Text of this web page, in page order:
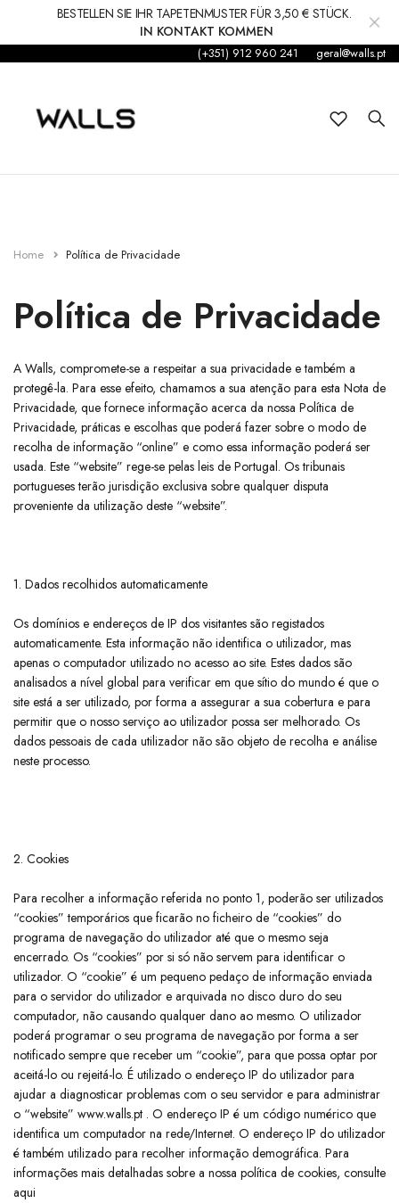
BESTELLEN SIE IHR TAPETENMUSTER FÜR 3,50 € STÜCK.
IN KONTAKT KOMMEN
(+351) 912 960 241 geral@walls.pt
Home Política de Privacidade
Política de Privacidade
A Walls, compromete-se a respeitar a sua privacidade e também a
protegê-la. Para esse efeito, chamamos a sua atenção para esta Nota de
Privacidade, que fornece informação acerca da nossa Política de
Privacidade, práticas e escolhas que poderá fazer sobre o modo de
recolha de informação “online” e como essa informação poderá ser
usada. Este “website” rege-se pelas leis de Portugal. Os tribunais
portugueses terão jurisdição exclusiva sobre qualquer disputa
proveniente da utilização deste “website”.
1. Dados recolhidos automaticamente
​Os domínios e endereços de IP dos visitantes são registados
automaticamente. Esta informação não identifica o utilizador, mas
apenas o computador utilizado no acesso ao site. Estes dados são
analisados a nível global para verificar em que sítio do mundo é que o
site está a ser utilizado, por forma a assegurar a sua cobertura e para
permitir que o nosso serviço ao utilizador possa ser melhorado. Os
dados pessoais de cada utilizador não são objeto de recolha e análise
neste processo.
2. Cookies
​Para recolher a informação referida no ponto 1, poderão ser utilizados
“cookies” temporários que ficarão no ficheiro de “cookies” do
programa de navegação do utilizador até que o mesmo seja
encerrado. Os “cookies” por si só não servem para identificar o
utilizador. O “cookie” é um pequeno pedaço de informação enviada
para o servidor do utilizador e arquivada no disco duro do seu
computador, não causando qualquer dano ao mesmo. O utilizador
poderá programar o seu programa de navegação por forma a ser
notificado sempre que receber um “cookie”, para que possa optar por
aceitá-lo ou rejeitá-lo. É utilizado o endereço IP do utilizador para
ajudar a diagnosticar problemas com o seu servidor e para administrar
o “website” www.walls.pt . O endereço IP é um código numérico que
identifica um computador na rede/Internet. O endereço IP do utilizador
é também utilizado para recolher informação demográfica. Para
informações mais detalhadas sobre a nossa política de cookies, consulte
aqui
Hintergrund
Wandgemälde
Zubehör